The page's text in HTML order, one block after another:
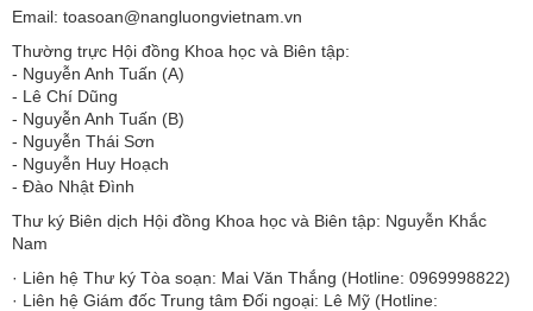
Email: toasoan@nangluongvietnam.vn
Thường trực Hội đồng Khoa học và Biên tập:
​​​​​​- Nguyễn Anh Tuấn (A)
- Lê Chí Dũng
- Nguyễn Anh Tuấn (B)
- Nguyễn Thái Sơn
- Nguyễn Huy Hoạch
- Đào Nhật Đình
Thư ký Biên dịch Hội đồng Khoa học và Biên tập: Nguyễn Khắc
Nam
· Liên hệ Thư ký Tòa soạn: Mai Văn Thắng (Hotline: 0969998822)
· Liên hệ Giám đốc Trung tâm Đối ngoại: Lê Mỹ (Hotline: